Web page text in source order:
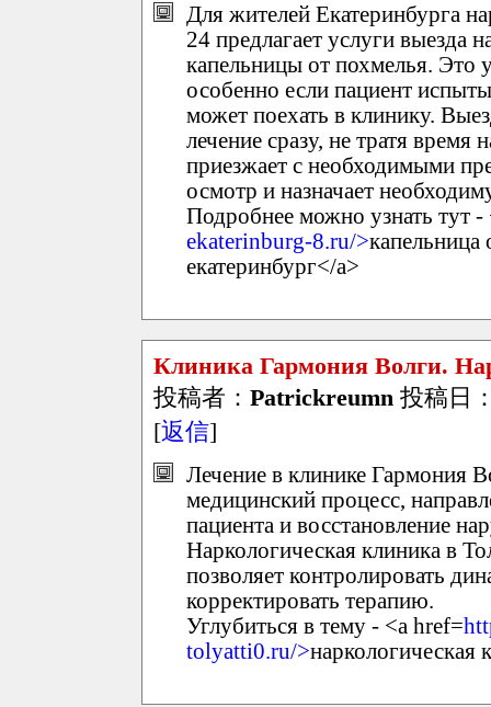
Для жителей Екатеринбурга
24 предлагает услуги выезда
капельницы от похмелья. Это
особенно если пациент
может поехать в клинику.
лечение сразу, не тратя
приезжает с необходимыми
осмотр и назначает
Подробнее можно узнать тут -
ekaterinburg-8.ru/>капельница
екатеринбург</a>
Клиника Гармония Волги.
投稿者： Patrickreumn 投稿日
[返信]
Лечение в клинике Гармония
медицинский процесс,
пациента и восстановление
Наркологическая клиника в
позволяет контролировать
корректировать терапию.
Углубиться в тему - <a href=
tolyatti0.ru/>наркологическая